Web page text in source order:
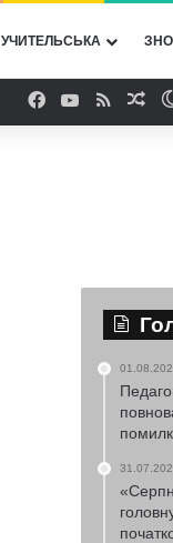
УЧИТЕЛЬСЬКА ЗНО
Facebook
YouTube
RSS